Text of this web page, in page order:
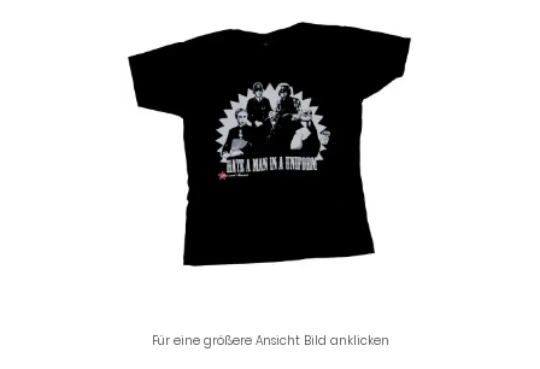
Für eine größere Ansicht Bild anklicken